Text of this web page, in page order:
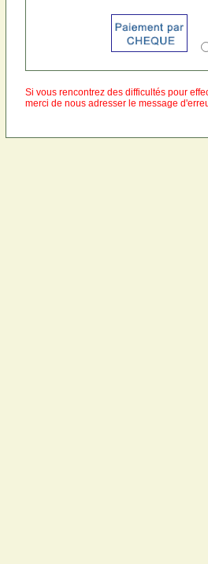
Si vous rencontrez des difficultés pour
merci de nous adresser le message